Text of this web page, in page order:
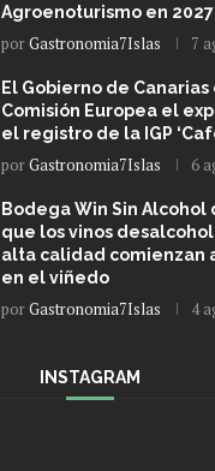
Agroenoturismo en 2027
porGastronomia7Islas 7
El Gobierno de
Comisión Europea el
el registro de la IGP
porGastronomia7Islas 6
Bodega Win Sin
que los vinos
alta calidad comienzan
en el viñedo
porGastronomia7Islas 4
INSTAGRAM